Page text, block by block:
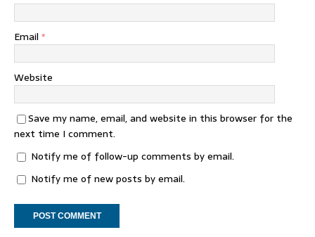
Email *
Website
Save my name, email, and website in this browser for the
next time I comment.
Notify me of follow-up comments by email.
Notify me of new posts by email.